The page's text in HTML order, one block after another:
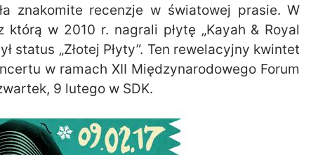
znakomite recenzje w światowej prasie. W
w 2010 r. nagrali płytę „Kayah & Royal
status „Złotej Płyty”. Ten rewelacyjny kwintet
w ramach XII Międzynarodowego Forum
9 lutego w SDK.